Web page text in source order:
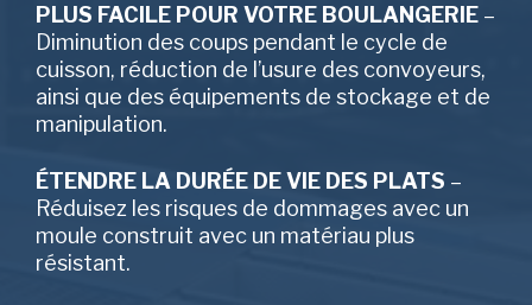
PLUS FACILE POUR VOTRE BOULANGERIE –
Diminution des coups pendant le cycle de
cuisson, réduction de l’usure des convoyeurs,
ainsi que des équipements de stockage et de
manipulation.
ÉTENDRE LA DURÉE DE VIE DES PLATS –
Réduisez les risques de dommages avec un
moule construit avec un matériau plus
résistant.